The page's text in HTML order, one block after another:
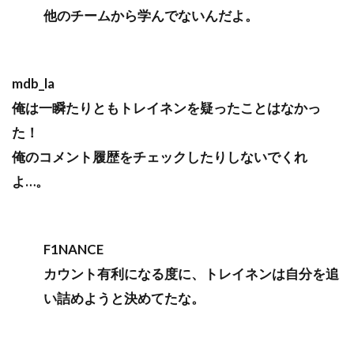
他のチームから学んでないんだよ。
mdb_la
俺は一瞬たりともトレイネンを疑ったことはなかっ
た！
俺のコメント履歴をチェックしたりしないでくれ
よ…。
F1NANCE
カウント有利になる度に、トレイネンは自分を追
い詰めようと決めてたな。